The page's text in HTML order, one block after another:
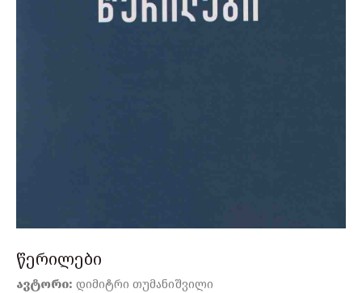
წერილები
ავტორი: დიმიტრი თუმანიშვილი